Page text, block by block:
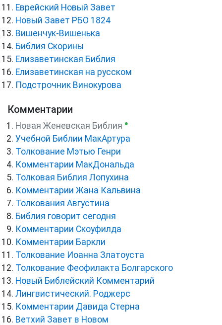
Еврейский Новый Завет
Новый Завет РБО 1824
Вишенчук-Вишенька
Библия Скорины
Елизаветинская Библия
Елизаветинская на русском
Подстрочник Винокурова
Комментарии
Новая Женевская Библия ●
Учебной Библии МакАртура
Толкование Мэтью Генри
Комментарии МакДональда
Толковая Библия Лопухина
Комментарии Жана Кальвина
Толкования Августина
Библия говорит сегодня
Комментарии Скоуфилда
Комментарии Баркли
Толкование Иоанна Златоуста
Толкование Феофилакта Болгарского
Новый Библейский Комментарий
Лингвистический. Роджерс
Комментарии Давида Стерна
Ветхий Завет в Новом